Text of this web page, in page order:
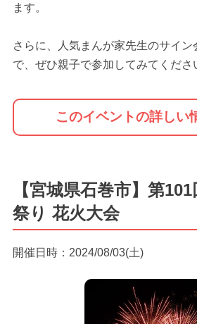
ます。
さらに、人気まんが家先生のサイ
で、ぜひ親子で参加してみてくださ
このイベントの詳しい
【宮城県石巻市】第
祭り 花火大会
開催日時：2024/08/03(土)